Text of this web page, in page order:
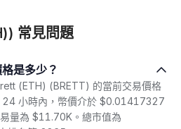
常見問題
是多少？
(ETH) (BRETT) 的當前交易價格
小時內，幣價介於 $0.01417327
量為 $11.70K。總市值為